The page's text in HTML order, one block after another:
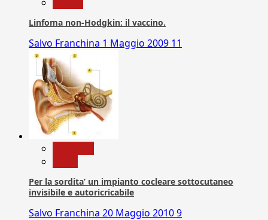
Linfoma non-Hodgkin: il vaccino.
Salvo Franchina 1 Maggio 2009 11
Per la sordita’ un impianto cocleare sottocutaneo
invisibile e autoricricabile
Salvo Franchina 20 Maggio 20109